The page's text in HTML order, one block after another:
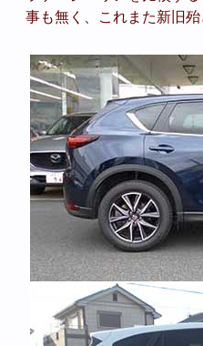
事も無く、これまた新旧殆